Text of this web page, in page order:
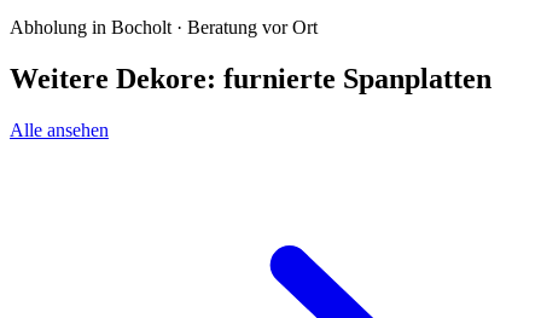
Abholung in Bocholt · Beratung vor Ort
Weitere Dekore: furnierte Spanplatten
Alle ansehen